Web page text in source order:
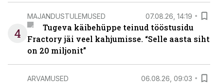
4
MAJANDUSTULEMUSED 07.08.26, 14:19
Tugeva käibehüppe teinud tööstusidu
Fractory jäi veel kahjumisse. “Selle aasta siht
on 20 miljonit”
ARVAMUSED 06.08.26, 09:03